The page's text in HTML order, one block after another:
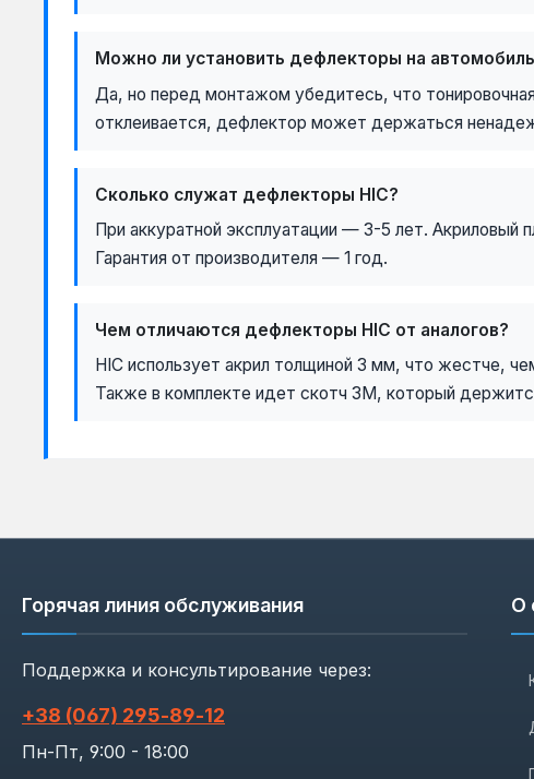
Можно ли установить дефлекторы на
Да, но перед монтажом убедитесь, что
отклеивается, дефлектор может держаться
Сколько служат дефлекторы HIC?
При аккуратной эксплуатации — 3-5 лет. Акриловый
Гарантия от производителя — 1 год.
Чем отличаются дефлекторы HIC от аналогов?
HIC использует акрил толщиной 3 мм, что жестче,
Также в комплекте идет скотч 3M, который
Горячая линия обслуживания
Поддержка и консультирование через:
+38 (067) 295‑89‑12
Пн-Пт, 9:00 - 18:00
О